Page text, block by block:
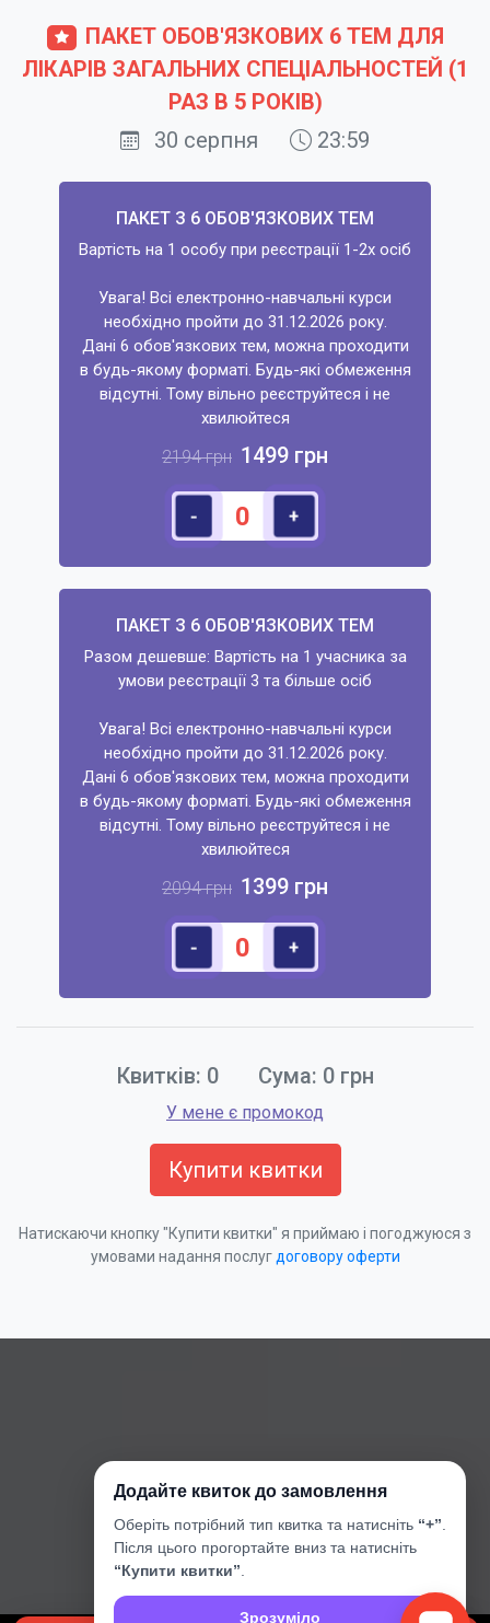
ПАКЕТ ОБОВ'ЯЗКОВИХ 6 ТЕМ ДЛЯ
ЛІКАРІВ ЗАГАЛЬНИХ СПЕЦІАЛЬНОСТЕЙ (1
РАЗ В 5 РОКІВ)
30 серпня
23:59
ПАКЕТ З 6 ОБОВ'ЯЗКОВИХ ТЕМ
Вартість на 1 особу при реєстрації 1-2х осіб
Увага! Всі електронно-навчальні курси
необхідно пройти до 31.12.2026 року.
Дані 6 обов'язкових тем, можна проходити
в будь-якому форматі. Будь-які обмеження
відсутні. Тому вільно реєструйтеся і не
хвилюйтеся
2194 грн 1499 грн
- +
ПАКЕТ З 6 ОБОВ'ЯЗКОВИХ ТЕМ
Разом дешевше: Вартість на 1 учасника за
умови реєстрації 3 та більше осіб
Увага! Всі електронно-навчальні курси
необхідно пройти до 31.12.2026 року.
Дані 6 обов'язкових тем, можна проходити
в будь-якому форматі. Будь-які обмеження
відсутні. Тому вільно реєструйтеся і не
хвилюйтеся
2094 грн 1399 грн
- +
Квитків: 0 Сума: 0грн
У мене є промокод
Купити квитки
Натискаючи кнопку "Купити квитки" я приймаю і погоджуюся з
умовами надання послуг договору оферти
Додайте квиток до замовлення
Оберіть потрібний тип квитка та натисніть “+”
Після цього прогортайте вниз та натисніть
“Купити квитки”
Зрозуміло